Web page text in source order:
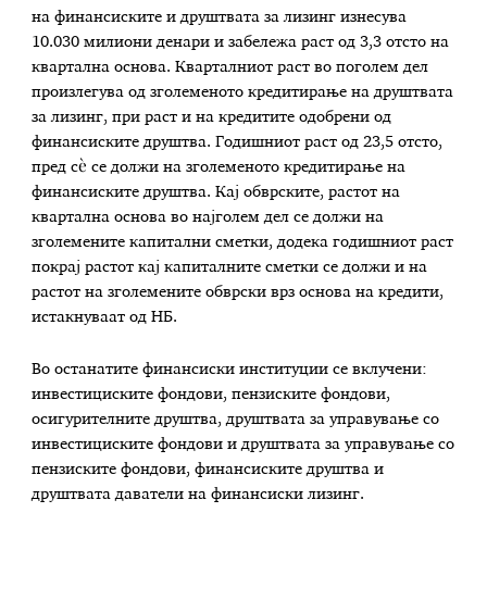
на финансиските и друштвата за лизинг изнесува
10.030 милиони денари и забележа раст од 3,3 отсто на
квартална основа. Кварталниот раст во поголем дел
произлегува од зголеменото кредитирање на друштвата
за лизинг, при раст и на кредитите одобрени од
финансиските друштва. Годишниот раст од 23,5 отсто,
пред сѐ се должи на зголеменото кредитирање на
финансиските друштва. Кај обврските, растот на
квартална основа во најголем дел се должи на
зголемените капитални сметки, додека годишниот раст
покрај растот кај капиталните сметки се должи и на
растот на зголемените обврски врз основа на кредити,
истакнуваат од НБ.
Во останатите финансиски институции се вклучени:
инвестициските фондови, пензиските фондови,
осигурителните друштва, друштвата за управување со
инвестициските фондови и друштвата за управување со
пензиските фондови, финансиските друштва и
друштвата даватели на финансиски лизинг.